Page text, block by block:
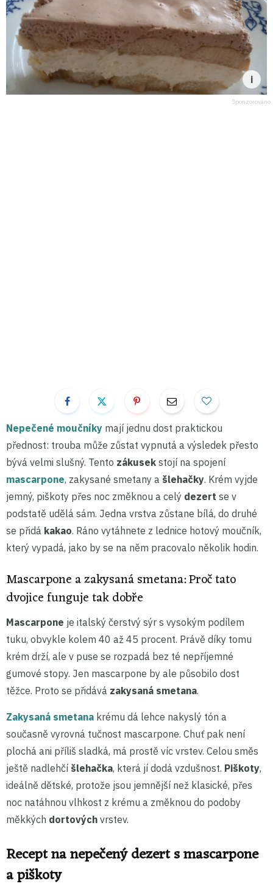
Nepečené moučníky mají jednu dost praktickou
přednost: trouba může zůstat vypnutá a výsledek přesto
bývá velmi slušný. Tento zákusek stojí na spojení
mascarpone, zakysané smetany a šlehačky. Krém vyjde
jemný, piškoty přes noc změknou a celý dezert se v
podstatě udělá sám. Jedna vrstva zůstane bílá, do druhé
se přidá kakao. Ráno vytáhnete z lednice hotový moučník,
který vypadá, jako by se na něm pracovalo několik hodin.
Mascarpone a zakysaná smetana: Proč tato
dvojice funguje tak dobře
Mascarpone je italský čerstvý sýr s vysokým podílem
tuku, obvykle kolem 40 až 45 procent. Právě díky tomu
krém drží, ale v puse se rozpadá bez té nepříjemné
gumové stopy. Jen mascarpone by ale působilo dost
těžce. Proto se přidává zakysaná smetana.
Zakysaná smetana krému dá lehce nakyslý tón a
současně vyrovná tučnost mascarpone. Chuť pak není
plochá ani příliš sladká, má prostě víc vrstev. Celou směs
ještě nadlehčí šlehačka, která jí dodá vzdušnost. Piškoty,
ideálně dětské, protože jsou jemnější než klasické, přes
noc natáhnou vlhkost z krému a změknou do podoby
měkkých dortových vrstev.
Recept na nepečený dezert s mascarpone
a piškoty